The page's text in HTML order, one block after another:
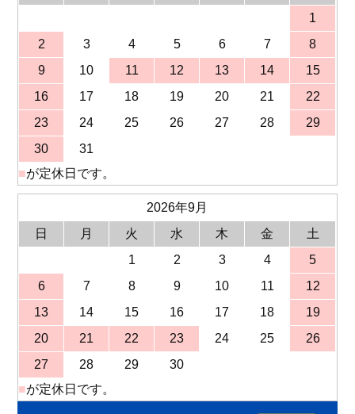
1
2
3 4 5 6 7
8
9
10 11 12 13 14
15
16
17 18 19 20 21
22
23
24 25 26 27 28
29
30
31
■が定休日です。
2026年9月
日
月 火 水 木 金
土
1
2 3 4
5
6
7 8 9 10 11
12
13
14 15 16 17 18
19
20
21 22 23 24 25
26
27
28 29
30
■が定休日です。